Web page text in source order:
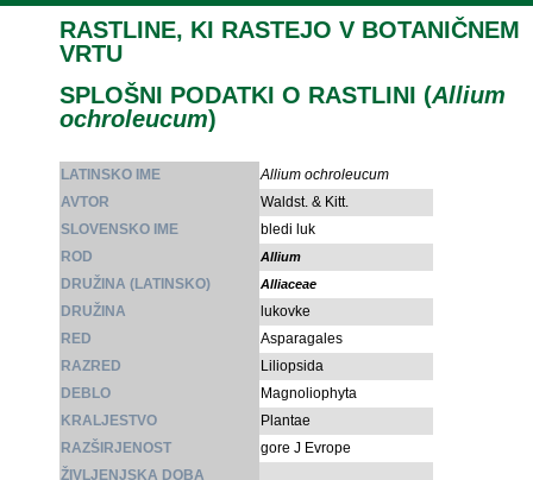
RASTLINE, KI RASTEJO V BOTANIČNEM
VRTU
SPLOŠNI PODATKI O RASTLINI (Allium
ochroleucum)
LATINSKO IME
Allium ochroleucum
AVTOR
Waldst. & Kitt.
SLOVENSKO IME
bledi luk
ROD
Allium
DRUŽINA (LATINSKO) Alliaceae
DRUŽINA
lukovke
RED
Asparagales
RAZRED
Liliopsida
DEBLO
Magnoliophyta
KRALJESTVO
Plantae
RAZŠIRJENOST
gore J Evrope
ŽIVLJENJSKA DOBA